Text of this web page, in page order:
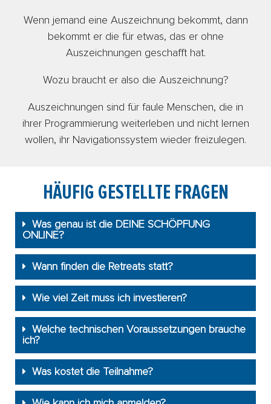
Wenn jemand eine Auszeichnung bekommt, dann
bekommt er die für etwas, das er ohne
Auszeichnungen geschafft hat.
Wozu braucht er also die Auszeichnung?
Auszeichnungen sind für faule Menschen, die in
ihrer Programmierung weiterleben und nicht lernen
wollen, ihr Navigationssystem wieder freizulegen.
HÄUFIG GESTELLTE FRAGEN
Was genau ist die DEINE SCHÖPFUNG
ONLINE?
Wann finden die Retreats statt?
Wie viel Zeit muss ich investieren?
Welche technischen Voraussetzungen brauche
ich?
Was kostet die Teilnahme?